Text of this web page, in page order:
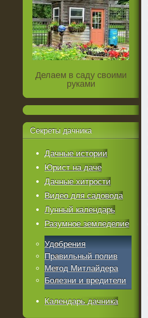
Делаем в саду своими
руками
Секреты дачника
Дачные истории
Юрист на даче
Дачные хитрости
Видео для садовода
Лунный календарь
Разумное земледелие
Удобрения
Правильный полив
Метод Митлайдера
Болезни и вредители
Календарь дачника